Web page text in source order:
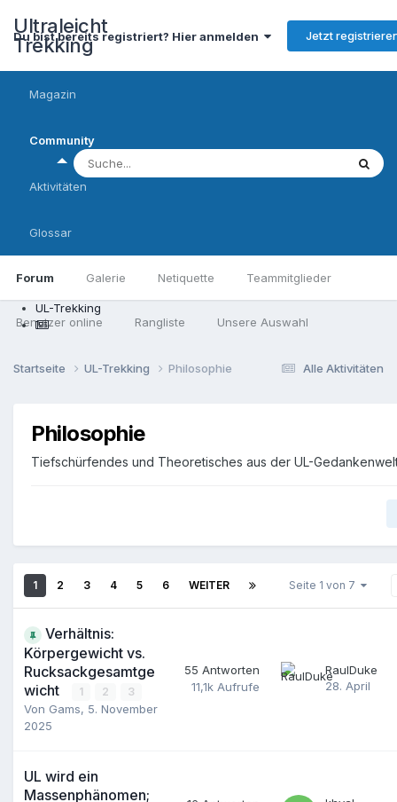
Ultraleicht
Trekking
Du bist bereits registriert? Hier anmelden Jetzt
Magazin
Community
Forum Galerie Netiquette Teammitglieder
Benutzer online Rangliste Unsere Auswahl
Aktivitäten
Glossar
UL-Trekking
Alle Aktivitäten
Startseite UL-Trekking Philosophie
Philosophie
Tiefschürfendes und Theoretisches aus der UL-
1 2 3 4 5 6 WEITER Seite 1 von 7
Verhältnis:
Körpergewicht vs.
Rucksackgesamtge
wicht
1 2 3
Von Gams, 5. November
2025
55 Antworten
11,1k Aufrufe
RaulDuke
28. April
UL wird ein
Massenphänomen;